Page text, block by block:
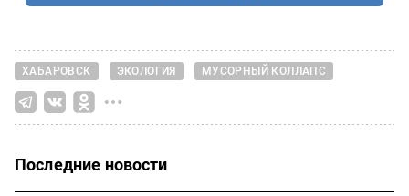
ХАБАРОВСК ЭКОЛОГИЯ МУСОРНЫЙ КОЛЛАПС
Последние новости